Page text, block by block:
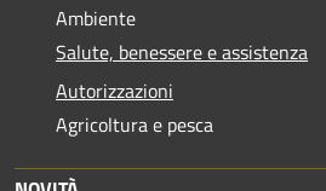
Ambiente
Salute, benessere e assistenza
Autorizzazioni
Agricoltura e pesca